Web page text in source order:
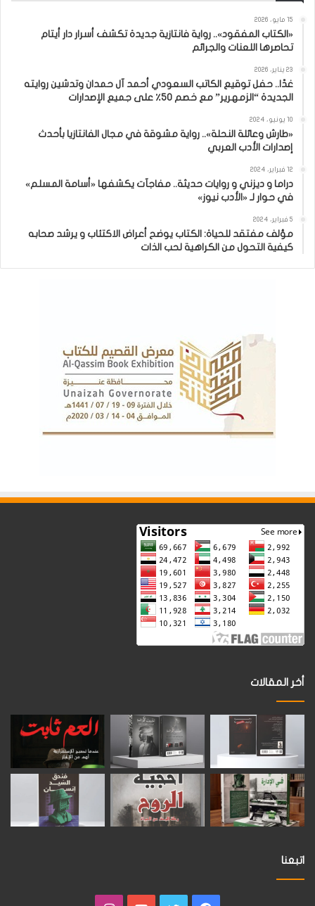
15 مايو، 2026
«الكتاب المفقود».. رواية فانتازية جديدة تكشف أسرار دار أيتام
تحاصرها اللعنات والجرائم
23 يناير، 2026
غدًا.. حفل توقيع الكاتب السعودي أحمد آل حمدان وتدشين روايته
الجديدة “الزمهرير” مع خصم 50٪ على جميع الإصدارات
10 يونيو، 2024
«طارش وعائلة النحلة».. رواية مشوقة في مجال الفانتازيا بأحدث
إصدارات الأدب العربي
12 فبراير، 2024
دراما و ديزني و روايات حديثة.. مفاجآت يكشفها «أسامة المسلم»
في حوار لـ «الأدب نيوز»
5 فبراير، 2024
مؤلف مفتقد للحياة: الكتاب يوضح أعراض الاكتئاب و يرشد صحابه
كيفية التحول من الكراهية لحب الذات
أخر المقالات
اتبعنا